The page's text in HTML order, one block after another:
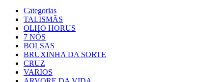
Categorias
TALISMÃS
OLHO HORUS
7 NÓS
BOLSAS
BRUXINHA DA SORTE
CRUZ
VARIOS